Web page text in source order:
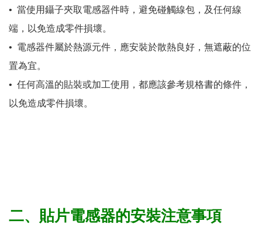
• 當使用鑷子夾取電感器件時，避免碰觸線包，及任何線
端，以免造成零件損壞。
• 電感器件屬於熱源元件，應安裝於散熱良好，無遮蔽的位
置為宜。
• 任何高溫的貼裝或加工使用，都應該參考規格書的條件，
以免造成零件損壞。
二、貼片電感器的安裝注意事項